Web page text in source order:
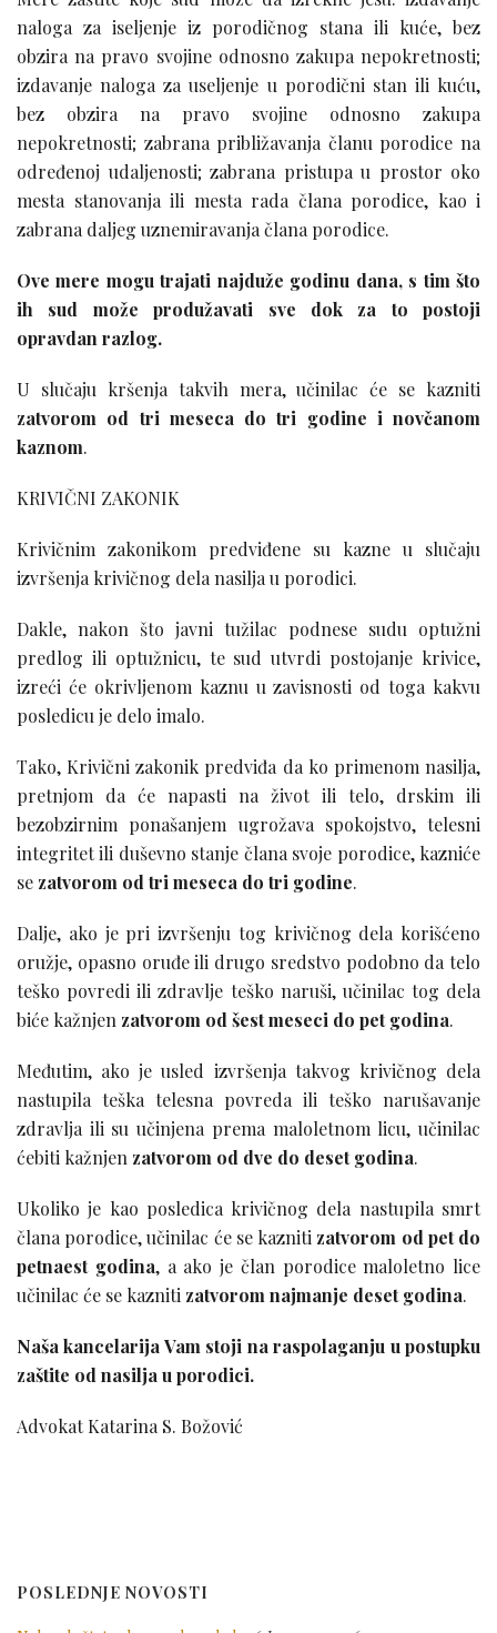
naloga za iseljenje iz porodičnog stana ili kuće, bez
obzira na pravo svojine odnosno zakupa nepokretnosti;
izdavanje naloga za useljenje u porodični stan ili kuću,
bez obzira na pravo svojine odnosno zakupa
nepokretnosti; zabrana približavanja članu porodice na
određenoj udaljenosti; zabrana pristupa u prostor oko
mesta stanovanja ili mesta rada člana porodice, kao i
zabrana daljeg uznemiravanja člana porodice.
Ove mere mogu trajati najduže godinu dana, s tim što
ih sud može produžavati sve dok za to postoji
opravdan razlog.
U slučaju kršenja takvih mera, učinilac će se kazniti
zatvorom od tri meseca do tri godine i novčanom
kaznom.
KRIVIČNI ZAKONIK
Krivičnim zakonikom predviđene su kazne u slučaju
izvršenja krivičnog dela nasilja u porodici.
Dakle, nakon što javni tužilac podnese sudu optužni
predlog ili optužnicu, te sud utvrdi postojanje krivice,
izreći će okrivljenom kaznu u zavisnosti od toga kakvu
posledicu je delo imalo.
Tako, Krivični zakonik predviđa da ko primenom nasilja,
pretnjom da će napasti na život ili telo, drskim ili
bezobzirnim ponašanjem ugrožava spokojstvo, telesni
integritet ili duševno stanje člana svoje porodice, kazniće
se zatvorom od tri meseca do tri godine.
Dalje, ako je pri izvršenju tog krivičnog dela korišćeno
oružje, opasno oruđe ili drugo sredstvo podobno da telo
teško povredi ili zdravlje teško naruši, učinilac tog dela
biće kažnjen zatvorom od šest meseci do pet godina.
Međutim, ako je usled izvršenja takvog krivičnog dela
nastupila teška telesna povreda ili teško narušavanje
zdravlja ili su učinjena prema maloletnom licu, učinilac
ćebiti kažnjen zatvorom od dve do deset godina.
Ukoliko je kao posledica krivičnog dela nastupila smrt
člana porodice, učinilac će se kazniti zatvorom od pet do
petnaest godina, a ako je član porodice maloletno lice
učinilac će se kazniti zatvorom najmanje deset godina.
Naša kancelarija Vam stoji na raspolaganju u postupku
zaštite od nasilja u porodici.
Advokat Katarina S. Božović
POSLEDNJE NOVOSTI